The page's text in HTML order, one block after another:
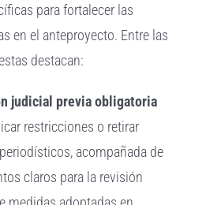
para fortalecer las
en el anteproyecto. Entre las
destacan:
judicial previa obligatoria
restricciones o retirar
acompañada de
claros para la revisión